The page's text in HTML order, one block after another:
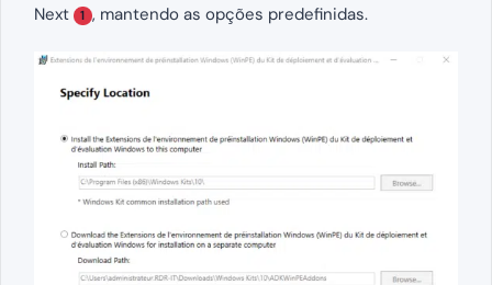
Next
1 , mantendo as opções predefinidas.